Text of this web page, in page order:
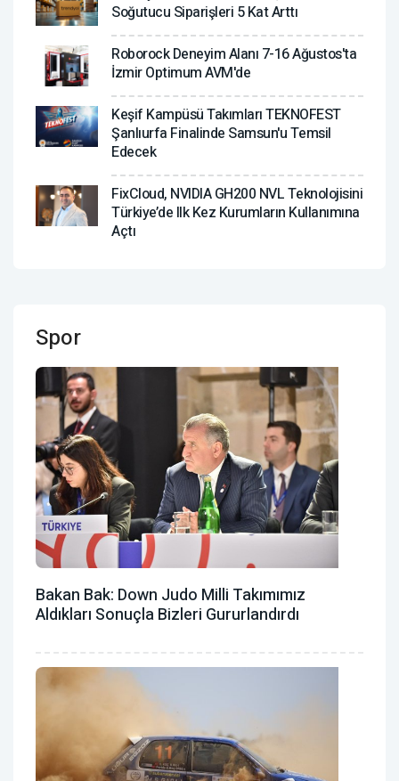
Soğutucu Siparişleri 5 Kat Arttı
Roborock Deneyim Alanı 7-16 Ağustos'ta
İzmir Optimum AVM'de
Keşif Kampüsü Takımları TEKNOFEST
Şanlıurfa Finalinde Samsun'u Temsil
Edecek
FixCloud, NVIDIA GH200 NVL Teknolojisini
Türkiye’de Ilk Kez Kurumların Kullanımına
Açtı
Spor
Bakan Bak: Down Judo Milli Takımımız
Aldıkları Sonuçla Bizleri Gururlandırdı